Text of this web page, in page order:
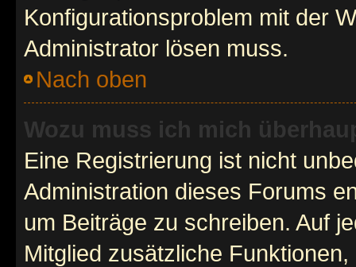
Konfigurationsproblem mit der
Administrator lösen muss.
Nach oben
Wozu muss ich mich
Eine Registrierung ist nicht
Administration dieses Forums
um Beiträge zu schreiben. Auf
Mitglied zusätzliche